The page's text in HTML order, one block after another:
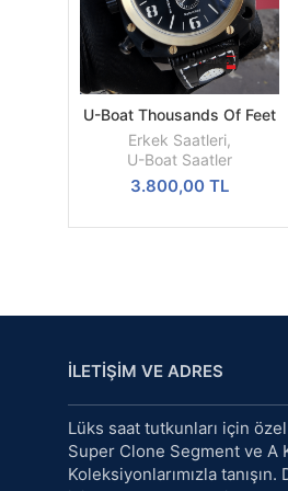
DEVAMINI
OKU
U-Boat Thousands Of Feet
PVD Kasa Replika Erkek Kol
Saati
Erkek Saatleri,
U-Boat Saatler
3.800,00TL
İLETİŞİM VE ADRES
Lüks saat tutkunları için
Super Clone Segment ve A
Koleksiyonlarımızla tanışın.